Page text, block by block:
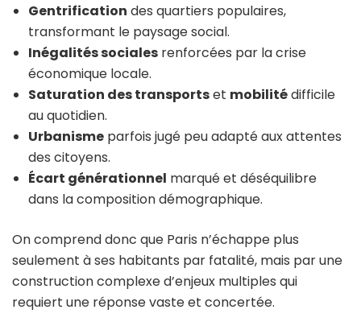
Gentrification des quartiers populaires,
transformant le paysage social.
Inégalités sociales renforcées par la crise
économique locale.
Saturation des transportset mobilitédifficile
au quotidien.
Urbanisme parfois jugé peu adapté aux attentes
des citoyens.
Écart générationnel marqué et déséquilibre
dans la composition démographique.
On comprend donc que Paris n’échappe plus
seulement à ses habitants par fatalité, mais par une
construction complexe d’enjeux multiples qui
requiert une réponse vaste et concertée.